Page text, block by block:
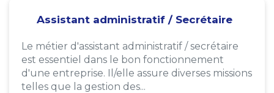
Assistant administratif / Secrétaire
Le métier d'assistant administratif / secrétaire
est essentiel dans le bon fonctionnement
d'une entreprise. Il/elle assure diverses missions
telles que la gestion des...